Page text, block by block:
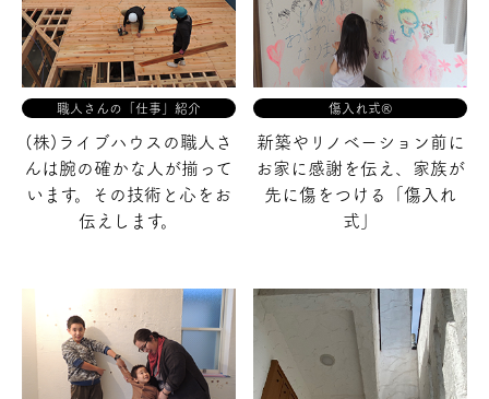
職人さんの「仕事」紹介
(株)ライブハウスの職人さ
んは腕の確かな 人が揃って
います。
その技術と心をお
伝えします。
傷入れ式®
新築やリノベーション前に
お家に 感謝を伝え、家族が
先に傷をつける
「傷入れ
式」